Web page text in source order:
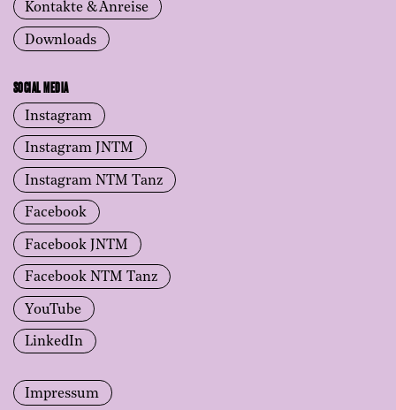
Kontakte & Anreise
Downloads
SOCIAL MEDIA
Instagram
Instagram JNTM
Instagram NTM Tanz
Facebook
Facebook JNTM
Facebook NTM Tanz
YouTube
LinkedIn
Impressum